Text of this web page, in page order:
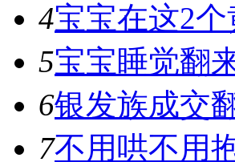
4宝宝在这2
5宝宝睡觉翻
6银发族成交
7不用哄不用